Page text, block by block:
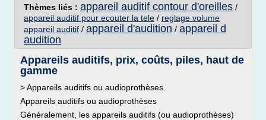
Thèmes liés : appareil auditif contour d'oreilles /
appareil auditif pour ecouter la tele / reglage volume
appareil auditif / appareil d'audition / appareil d
audition
Appareils auditifs, prix, coûts, piles, haut de
gamme
> Appareils auditifs ou audioprothèses
Appareils auditifs ou audioprothèses
Généralement, les appareils auditifs (ou audioprothèses)